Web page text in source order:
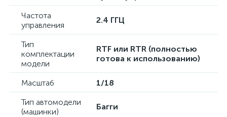
Частота
управления
2.4 ГГЦ
Тип
комплектации
модели
RTF или RTR (полностью
готова к использованию)
Масштаб
1/18
Тип автомодели
(машинки)
Багги